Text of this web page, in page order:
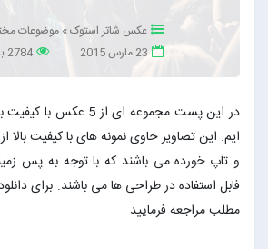
عکس شاتر استوک»موضوعات
23 مارس 2015
2784 بازدید
در این پست مجموعه ای از 5
ایم. این تصاویر حاوی نمونه های با کیفیت بالا
و تاپ خورده می باشند که با توجه به پس
فابل استفاده در طراحی ها می باشند. برای
مطلب مراجعه فرمایید.